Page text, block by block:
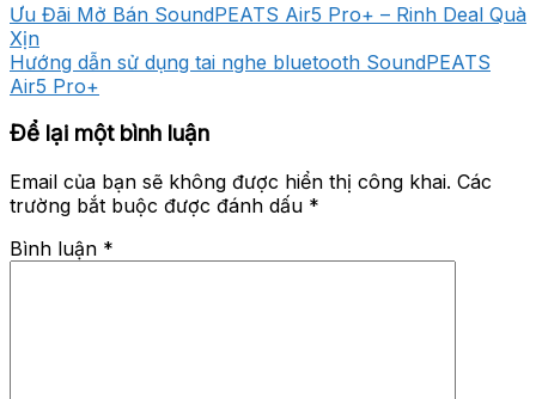
Ưu Đãi Mở Bán SoundPEATS Air5 Pro+ – Rinh Deal Quà
Xịn
Hướng dẫn sử dụng tai nghe bluetooth SoundPEATS
Air5 Pro+
Để lại một bình luận
Email của bạn sẽ không được hiển thị công khai. Các
trường bắt buộc được đánh dấu *
Bình luận *